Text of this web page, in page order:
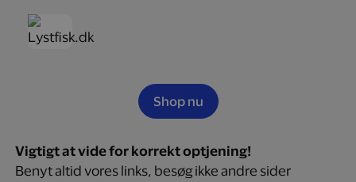
Shop nu
Vigtigt at vide for korrekt optjening!
Benyt altid vores links, besøg ikke andre sider